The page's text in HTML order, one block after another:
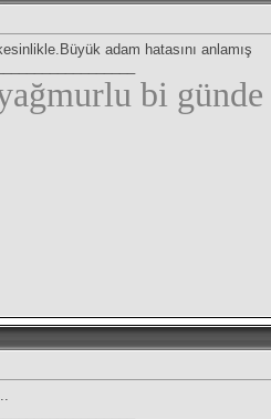
adam hatasını anlamış
bi